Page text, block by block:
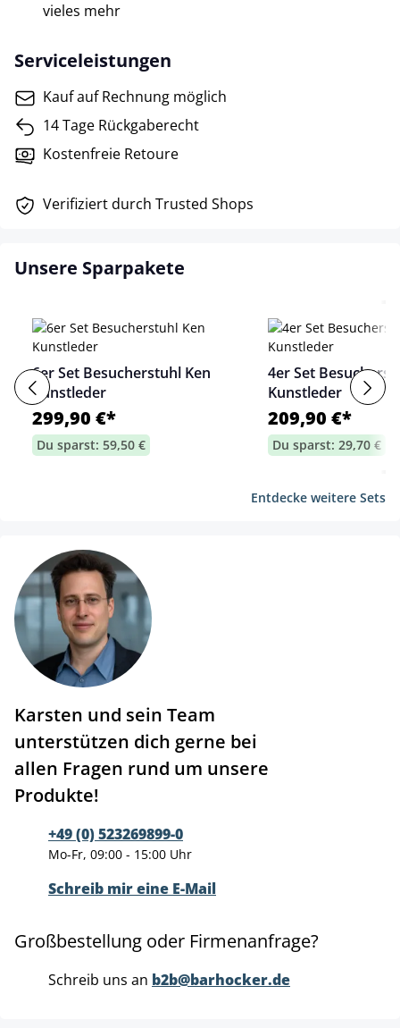
vieles mehr
Serviceleistungen
Kauf auf Rechnung möglich
14 Tage Rückgaberecht
Kostenfreie Retoure
Verifiziert durch Trusted Shops
Unsere Sparpakete
6er Set Besucherstuhl Ken
Kunstleder
299,90 €*
Du sparst: 59,50 €
4er Set
Kunstleder
209,90 €*
Du sparst: 29,70 €
Entdecke weitere Sets
Karsten und sein Team
unterstützen dich gerne bei
allen Fragen rund um unsere
Produkte!
+49 (0) 523269899-0
Mo-Fr, 09:00 - 15:00 Uhr
Schreib mir eine E-Mail
Großbestellung oder Firmenanfrage?
Schreib uns an b2b@barhocker.de